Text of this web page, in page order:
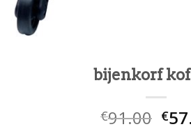
bijenkorf
€91.00 €